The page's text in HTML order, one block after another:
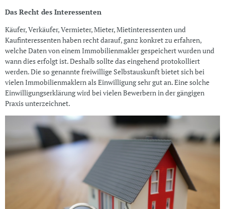
Das Recht des Interessenten
Käufer, Verkäufer, Vermieter, Mieter, Mietinteressenten und
Kaufinteressenten haben recht darauf, ganz konkret zu erfahren,
welche Daten von einem Immobilienmakler gespeichert wurden und
wann dies erfolgt ist. Deshalb sollte das eingehend protokolliert
werden. Die so genannte freiwillige Selbstauskunft bietet sich bei
vielen Immobilienmaklern als Einwilligung sehr gut an. Eine solche
Einwilligungserklärung wird bei vielen Bewerbern in der gängigen
Praxis unterzeichnet.